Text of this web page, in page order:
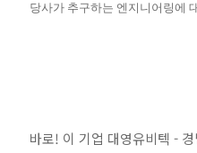
당사가 추구하는 엔지니어링에
바로! 이 기업 대영유비텍 -